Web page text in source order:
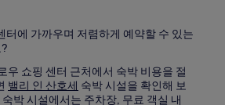
터에 가까우며 저렴하게 예약할 수 있는
우 쇼핑 센터 근처에서 숙박 비용을 절
밸리 인 산호세 숙박 시설을 확인해 보
박 시설에서는 주차장, 무료 객실 내